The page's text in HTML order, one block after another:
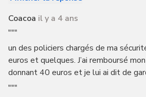
Coacoa il y a 4 ans
"""
un des policiers chargés de ma
euros et quelques. J’ai remboursé
donnant 40 euros et je lui ai dit de
"""